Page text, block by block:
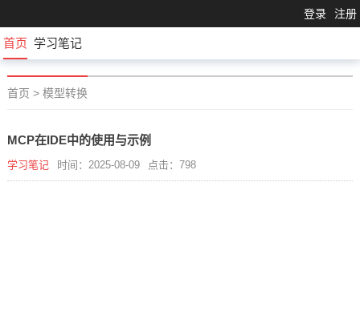
登录 注册
首页 学习笔记
首页 > 模型转换
MCP在IDE中的使用与示例
学习笔记 时间：2025-08-09 点击：798